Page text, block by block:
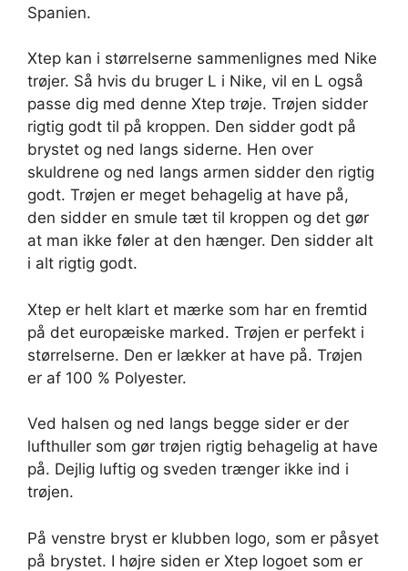
Spanien.
Xtep kan i størrelserne sammenlignes med Nike
trøjer. Så hvis du bruger L i Nike, vil en L også
passe dig med denne Xtep trøje. Trøjen sidder
rigtig godt til på kroppen. Den sidder godt på
brystet og ned langs siderne. Hen over
skuldrene og ned langs armen sidder den rigtig
godt. Trøjen er meget behagelig at have på,
den sidder en smule tæt til kroppen og det gør
at man ikke føler at den hænger. Den sidder alt
i alt rigtig godt.
Xtep er helt klart et mærke som har en fremtid
på det europæiske marked. Trøjen er perfekt i
størrelserne. Den er lækker at have på. Trøjen
er af 100 % Polyester.
Ved halsen og ned langs begge sider er der
lufthuller som gør trøjen rigtig behagelig at have
på. Dejlig luftig og sveden trænger ikke ind i
trøjen.
På venstre bryst er klubben logo, som er påsyet
på brystet. I højre siden er Xtep logoet som er